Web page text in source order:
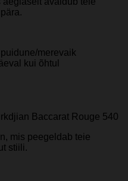
puidune/merevaik
kui õhtul
Baccarat Rouge 540
mis peegeldab teie
stiili.